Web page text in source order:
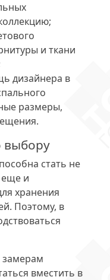
и ткани
дизайнера в
размеры,
выбору
стать не
еще и
хранения
Поэтому, в
замерам
вместить в